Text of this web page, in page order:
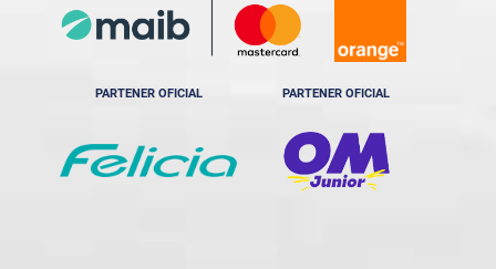
PARTENER OFICIAL PARTENER OFICIAL